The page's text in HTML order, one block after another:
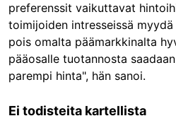
preferenssit vaikuttavat
toimijoiden intresseissä
pois omalta päämarkkinalta
pääosalle tuotannosta
parempi hinta", hän sanoi.
Ei todisteita kartellista